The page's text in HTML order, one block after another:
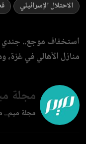
الاحتلال الإسرائيلي
استخفاف موجع.. جندي
منازل الأهالي في
مجلة
مجلة ميم..